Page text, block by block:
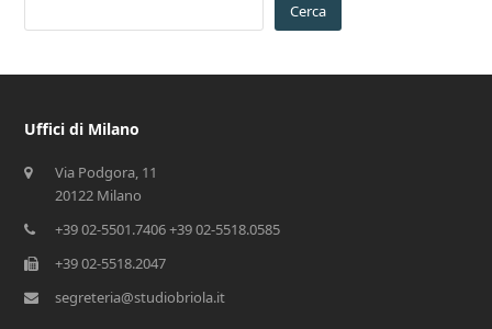
Cerca
Uffici di Milano
Via Podgora, 11
20122 Milano
+39 02-5501.7406 +39 02-5518.0585
+39 02-5518.2047
segreteria@studiobriola.it